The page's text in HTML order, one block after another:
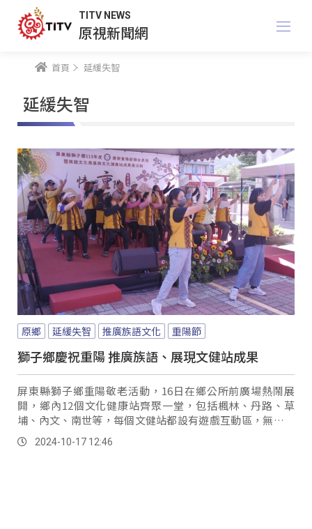
TITV NEWS
原視新聞網
首頁 延緩失智
延緩失智
原鄉 延緩失智 推廣族語文化 重陽節
獅子鄉慶祝重陽 推廣族語、展現文健站成果
屏東縣獅子鄉重陽敬老活動，16日在鄉公所前廣場熱鬧展
開，鄉內12個文化健康站齊聚一堂，包括楓林、丹路、草
埔、內文、南世等，每個文健站都設有遊戲互動區，無論長
輩或一般民眾都玩得不亦樂乎。
2024-10-17 12:46